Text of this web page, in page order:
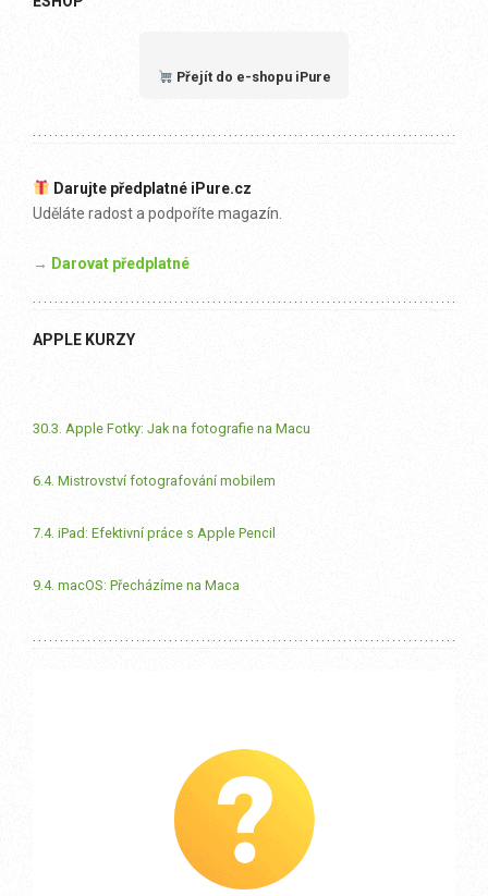
Přejít do e-shopu iPure
Darujte předplatné iPure.cz
Uděláte radost a podpoříte magazín.
→ Darovat předplatné
APPLE KURZY
30.3. Apple Fotky: Jak na fotografie na Macu
6.4. Mistrovství fotografování mobilem
7.4. iPad: Efektivní práce s Apple Pencil
9.4. macOS: Přecházíme na Maca